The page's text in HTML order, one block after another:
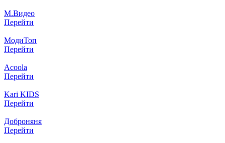
М.Видео
Перейти
МодиТоп
Перейти
Acoola
Перейти
Kari KIDS
Перейти
Доброняня
Перейти